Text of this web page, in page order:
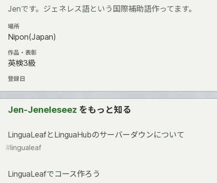
Jenです。ジェネレス語という国際補助語作ってます。
場所
Nipon(Japan)
作品・表彰
英検3級
登録日
Jen-Jeneleseez をもっと知る
LinguaLeafとLinguaHubのサーバーダウンについて
#lingualeaf
LinguaLeafでコース作ろう